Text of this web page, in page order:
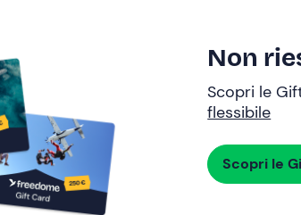
Non
Scopri le
flessibile
Scopri le